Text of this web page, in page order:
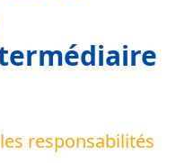
responsabilités